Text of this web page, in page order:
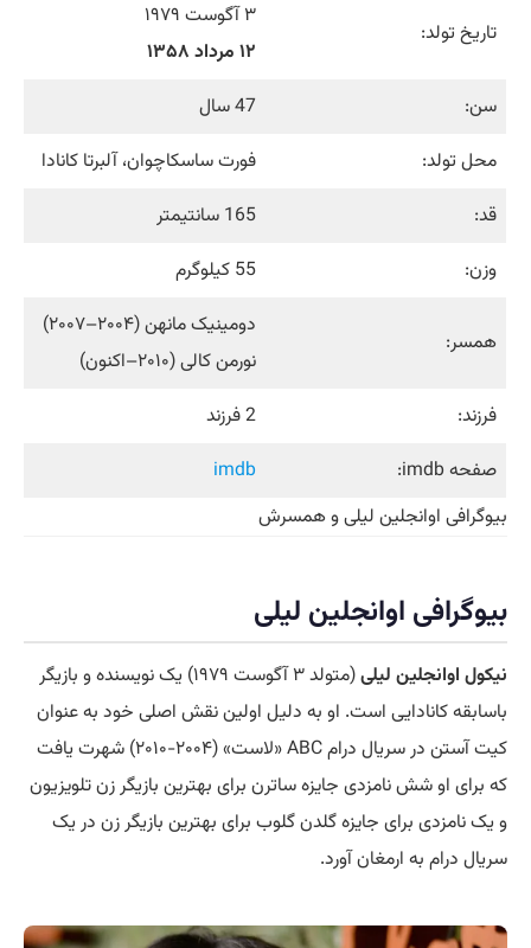
تاریخ تولد:
۳ آگوست ۱۹۷۹
۱۲ مرداد ۱۳۵۸
سن:
47 سال
محل تولد:
فورت ساسکاچوان، آلبرتا کانادا
قد:
165 سانتیمتر
وزن:
55 کیلوگرم
همسر:
دومینیک مانهن (۲۰۰۴–۲۰۰۷)
نورمن کالی (۲۰۱۰–اکنون)
فرزند:
2 فرزند
صفحه imdb:
imdb
بیوگرافی اوانجلین لیلی و همسرش
بیوگرافی اوانجلین لیلی
نیکول اوانجلین لیلی
(متولد ۳ آگوست ۱۹۷۹) یک نویسنده و بازیگر
باسابقه کانادایی است. او به دلیل اولین نقش اصلی خود به عنوان
کیت آستن در سریال درام ABC «لاست» (۲۰۰۴-۲۰۱۰) شهرت یافت
که برای او شش نامزدی جایزه ساترن برای بهترین بازیگر زن تلویزیون
و یک نامزدی برای جایزه گلدن گلوب برای بهترین بازیگر زن در یک
سریال درام به ارمغان آورد.